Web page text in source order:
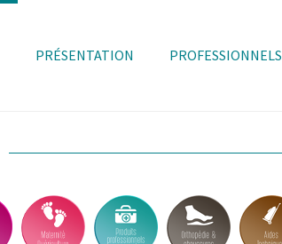
PRÉSENTATION PROFESSIONNELS